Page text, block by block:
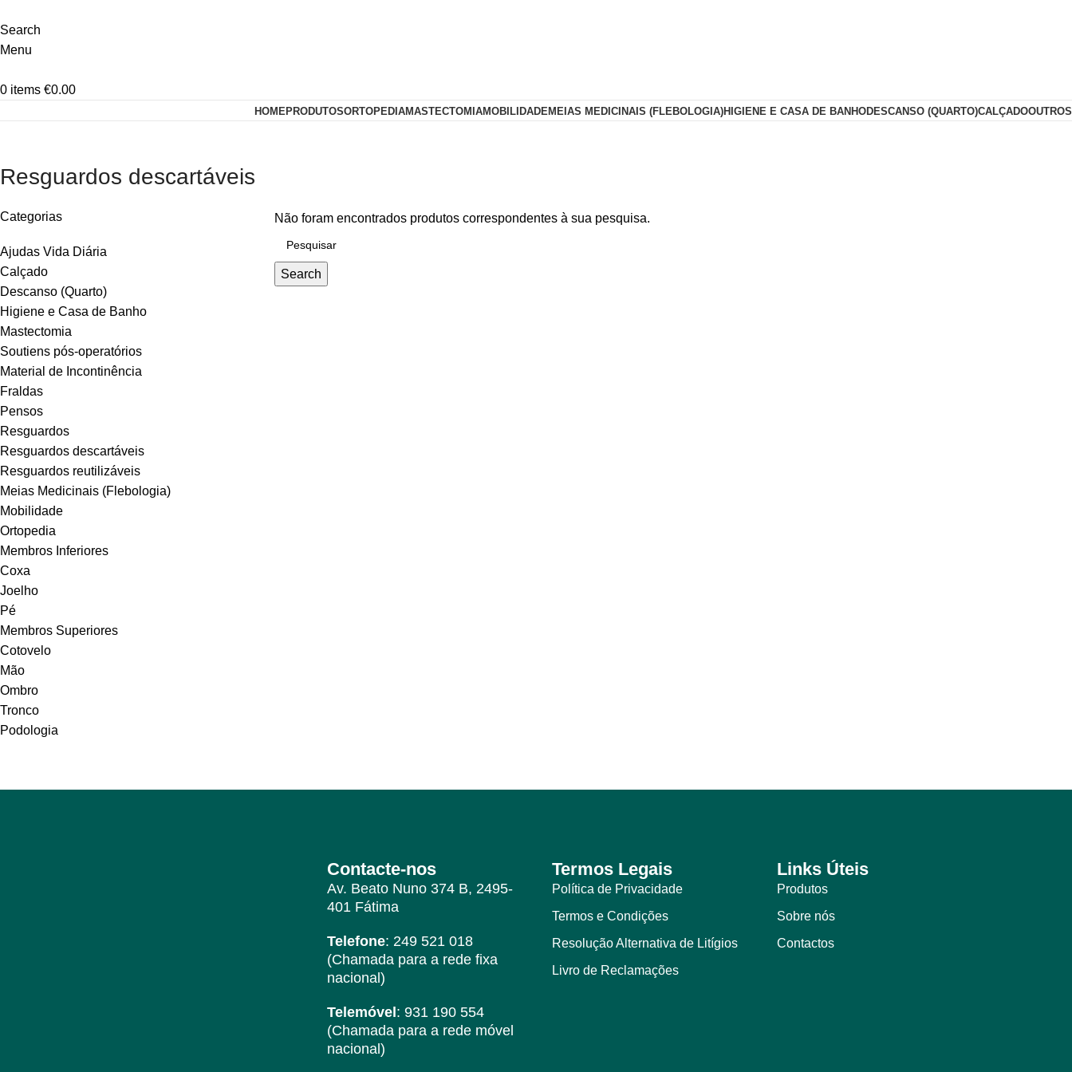
Search
Menu
0 items €0.00
HOMEPRODUTOSORTOPEDIAMASTECTOMIAMOBILIDADEMEIAS MEDICINAIS (FLEBOLOGIA)HIGIENE E CASA DE BANHODESCANSO (QUARTO)CALÇADOOUTROS
Resguardos descartáveis
Categorias
Ajudas Vida Diária
Calçado
Descanso (Quarto)
Higiene e Casa de Banho
Mastectomia
Soutiens pós-operatórios
Material de Incontinência
Fraldas
Pensos
Resguardos
Resguardos descartáveis
Resguardos reutilizáveis
Meias Medicinais (Flebologia)
Mobilidade
Ortopedia
Membros Inferiores
Coxa
Joelho
Pé
Membros Superiores
Cotovelo
Mão
Ombro
Tronco
Podologia
Não foram encontrados produtos correspondentes à sua pesquisa.
Search
Contacte-nos
Av. Beato Nuno 374 B, 2495-
401 Fátima
Telefone: 249 521 018
(Chamada para a rede fixa
nacional)
Telemóvel: 931 190 554
(Chamada para a rede móvel
nacional)
Termos Legais
Política de Privacidade
Termos e Condições
Resolução Alternativa de Litígios
Livro de Reclamações
Links Úteis
Produtos
Sobre nós
Contactos